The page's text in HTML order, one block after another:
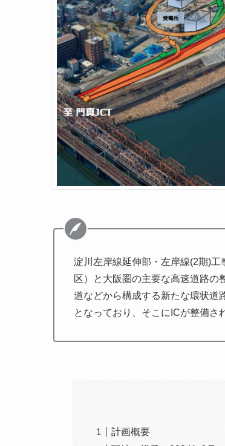
淀川左岸線延伸部・左岸線(2期)
区）と大阪圏の主要な高速道路の
道などから構成する新たな環状道
となっており、そこにICが整備さ
計画概要